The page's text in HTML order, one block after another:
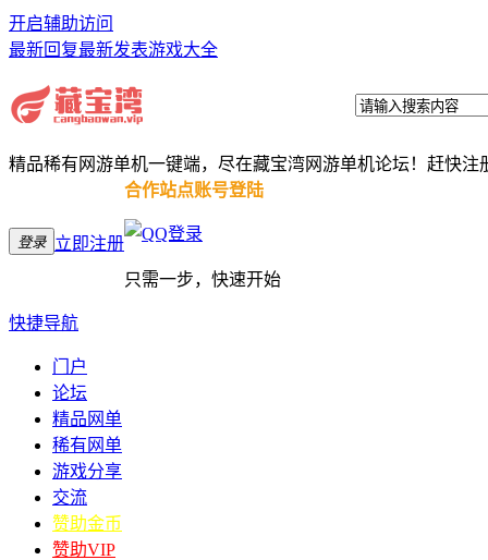
开启辅助访问
最新回复最新发表游戏大全
精品稀有网游单机一键端，尽在藏宝湾网游单机论坛！赶快注
登录 立即注册
合作站点账号登陆
只需一步，快速开始
快捷导航
门户
论坛
精品网单
稀有网单
游戏分享
交流
赞助金币
赞助VIP